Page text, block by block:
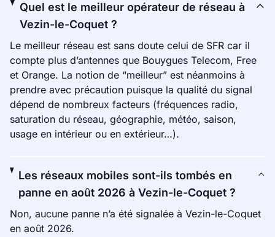
Quel est le meilleur opérateur de réseau à
Vezin-le-Coquet ?
Le meilleur réseau est sans doute celui de SFR car il
compte plus d’antennes que Bouygues Telecom, Free
et Orange. La notion de “meilleur” est néanmoins à
prendre avec précaution puisque la qualité du signal
dépend de nombreux facteurs (fréquences radio,
saturation du réseau, géographie, météo, saison,
usage en intérieur ou en extérieur…).
Les réseaux mobiles sont-ils tombés en
panne en août 2026 à Vezin-le-Coquet ?
Non, aucune panne n’a été signalée à Vezin-le-Coquet
en août 2026.